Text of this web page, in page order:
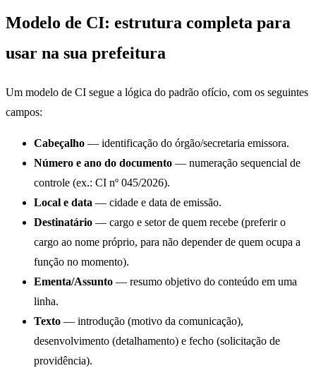
Modelo de CI: estrutura completa para
usar na sua prefeitura
Um modelo de CI segue a lógica do padrão ofício, com os seguintes
campos:
Cabeçalho — identificação do órgão/secretaria emissora.
Número e ano do documento — numeração sequencial de
controle (ex.: CI nº 045/2026).
Local e data — cidade e data de emissão.
Destinatário — cargo e setor de quem recebe (preferir o
cargo ao nome próprio, para não depender de quem ocupa a
função no momento).
Ementa/Assunto — resumo objetivo do conteúdo em uma
linha.
Texto — introdução (motivo da comunicação),
desenvolvimento (detalhamento) e fecho (solicitação de
providência).